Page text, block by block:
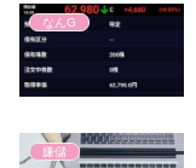
なんG
嫌儲